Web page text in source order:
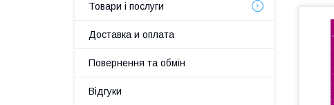
Товари і послуги
Доставка и оплата
Повернення та обмін
Відгуки